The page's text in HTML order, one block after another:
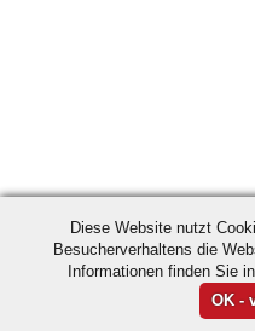
Diese Website nutzt
Besucherverhaltens die
Informationen finden Sie